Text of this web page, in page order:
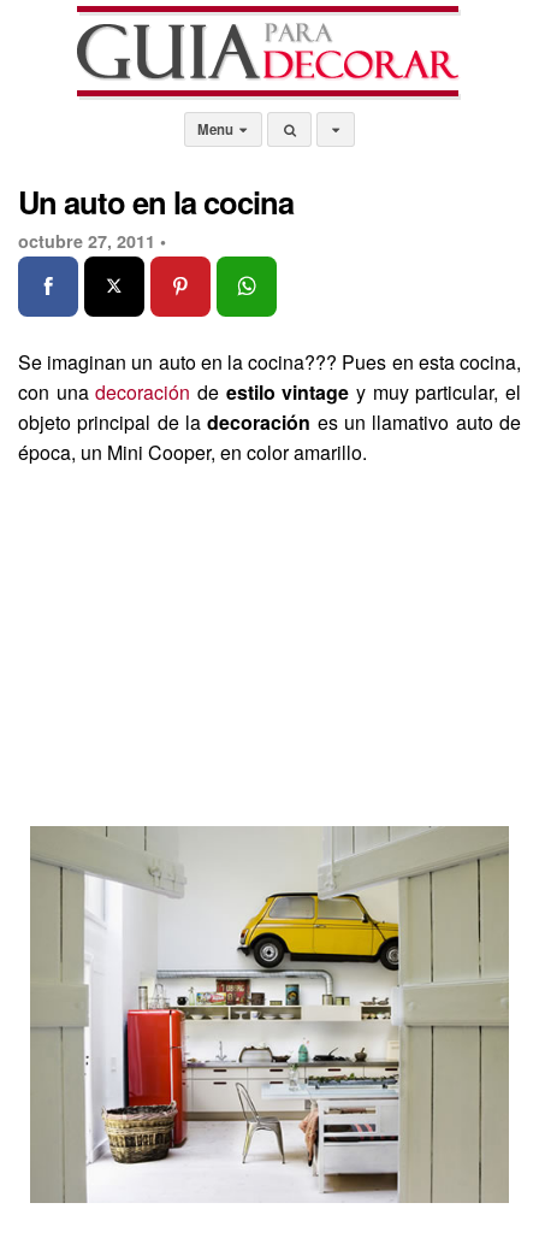
Menu
Un auto en la cocina
octubre 27, 2011 •
Se imaginan un auto en la cocina??? Pues en esta cocina,
con unadecoración de estilo vintage y muy particular, el
objeto principal de ladecoración es un llamativo auto de
época, un Mini Cooper, en color amarillo.